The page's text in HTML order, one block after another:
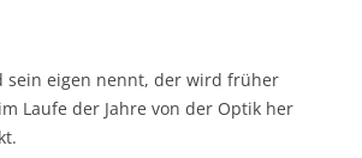
sein eigen nennt, der wird früher
Laufe der Jahre von der Optik her